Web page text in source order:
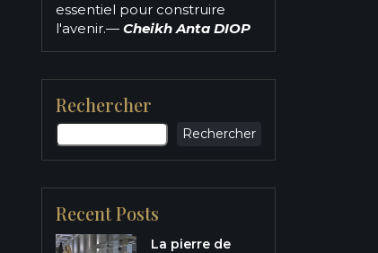
essentiel pour construire
l'avenir.— Cheikh Anta DIOP
Rechercher
Rechercher
Recent Posts
La pierre de